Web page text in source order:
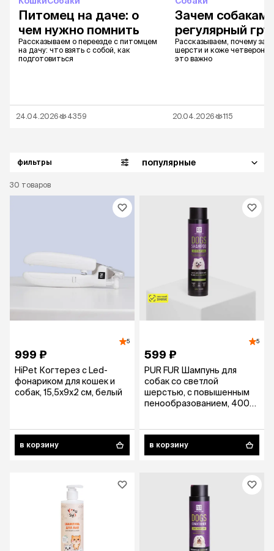
Питомец на даче: о
чем нужно помнить
Рассказываем о переезде с питомцем
на дачу: что взять с собой, как
подготовиться
24.04.2026 4359
Зачем собакам
регулярный
Рассказываем, почему
шерсти и коже
это важно
20.04.2026 115
30 товаров
фильтры популярные
5
999 ₽
HiPet Когтерез с Led-
фонариком для кошек и
собак, 15,5х9х2 см, белый
в корзину
5
599 ₽
PUR FUR Шампунь для
собак со светлой
шерстью, с повышенным
пенообразованием, 400
в корзину